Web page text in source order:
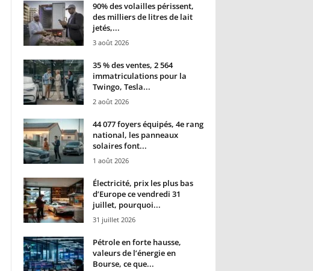
90% des volailles périssent,
des milliers de litres de lait
jetés,...
3 août 2026
35 % des ventes, 2 564
immatriculations pour la
Twingo, Tesla...
2 août 2026
44 077 foyers équipés, 4e rang
national, les panneaux
solaires font...
1 août 2026
Électricité, prix les plus bas
d’Europe ce vendredi 31
juillet, pourquoi...
31 juillet 2026
Pétrole en forte hausse,
valeurs de l’énergie en
Bourse, ce que...